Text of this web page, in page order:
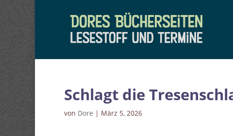
Schlagt die
von Dore | März 5, 2026